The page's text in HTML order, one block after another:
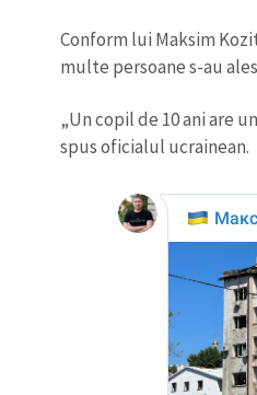
Conform lui Maksim
multe persoane s-au
„Un copil de 10 ani are
spus oficialul ucrainean.